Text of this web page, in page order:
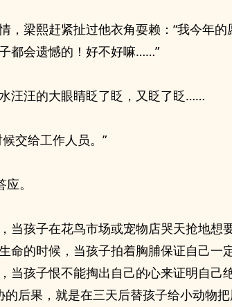
，梁熙赶紧扯过他衣角耍赖：“我今年的
都会遗憾的！好不好嘛……”
汪汪的大眼睛眨了眨，又眨了眨……
交给工作人员。”
。
当孩子在花鸟市场或宠物店哭天抢地想
命的时候，当孩子拍着胸脯保证自己一
当孩子恨不能掏出自己的心来证明自己
后果，就是在三天后替孩子给小动物